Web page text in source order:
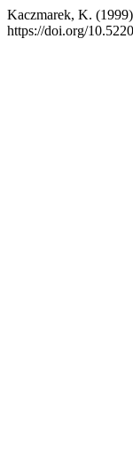
Kaczmarek, K.
https://doi.org/